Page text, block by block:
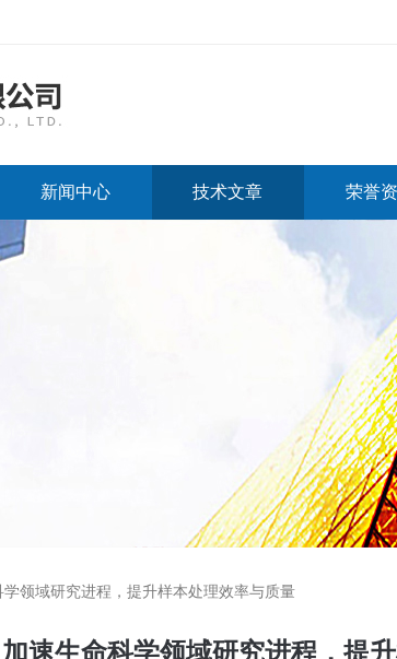
新闻中心 技术文章 荣誉
领域研究进程，提升样本处理效率与质量
速生命科学领域研究进程，提